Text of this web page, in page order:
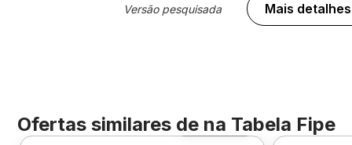
Versão pesquisada Mais detalhes
Ofertas similares de na Tabela Fipe
Foto 360º